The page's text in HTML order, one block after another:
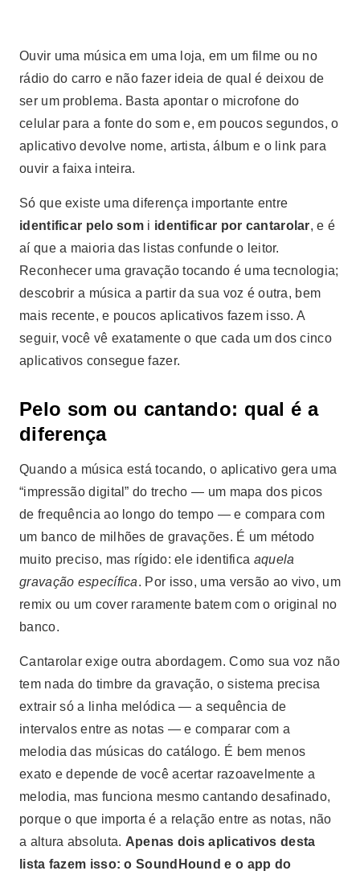
Ouvir uma música em uma loja, em um filme ou no
rádio do carro e não fazer ideia de qual é deixou de
ser um problema. Basta apontar o microfone do
celular para a fonte do som e, em poucos segundos, o
aplicativo devolve nome, artista, álbum e o link para
ouvir a faixa inteira.
Só que existe uma diferença importante entre
identificar pelo som і identificar por cantarolar, e é
aí que a maioria das listas confunde o leitor.
Reconhecer uma gravação tocando é uma tecnologia;
descobrir a música a partir da sua voz é outra, bem
mais recente, e poucos aplicativos fazem isso. A
seguir, você vê exatamente o que cada um dos cinco
aplicativos consegue fazer.
Pelo som ou cantando: qual é a
diferença
Quando a música está tocando, o aplicativo gera uma
“impressão digital” do trecho — um mapa dos picos
de frequência ao longo do tempo — e compara com
um banco de milhões de gravações. É um método
muito preciso, mas rígido: ele identifica aquela
gravação específica. Por isso, uma versão ao vivo, um
remix ou um cover raramente batem com o original no
banco.
Cantarolar exige outra abordagem. Como sua voz não
tem nada do timbre da gravação, o sistema precisa
extrair só a linha melódica — a sequência de
intervalos entre as notas — e comparar com a
melodia das músicas do catálogo. É bem menos
exato e depende de você acertar razoavelmente a
melodia, mas funciona mesmo cantando desafinado,
porque o que importa é a relação entre as notas, não
a altura absoluta. Apenas dois aplicativos desta
lista fazem isso: o SoundHound e o app do